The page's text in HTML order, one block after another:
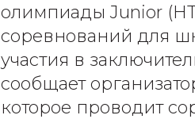
олимпиады Junior
соревнований для
участия в
сообщает
которое проводит